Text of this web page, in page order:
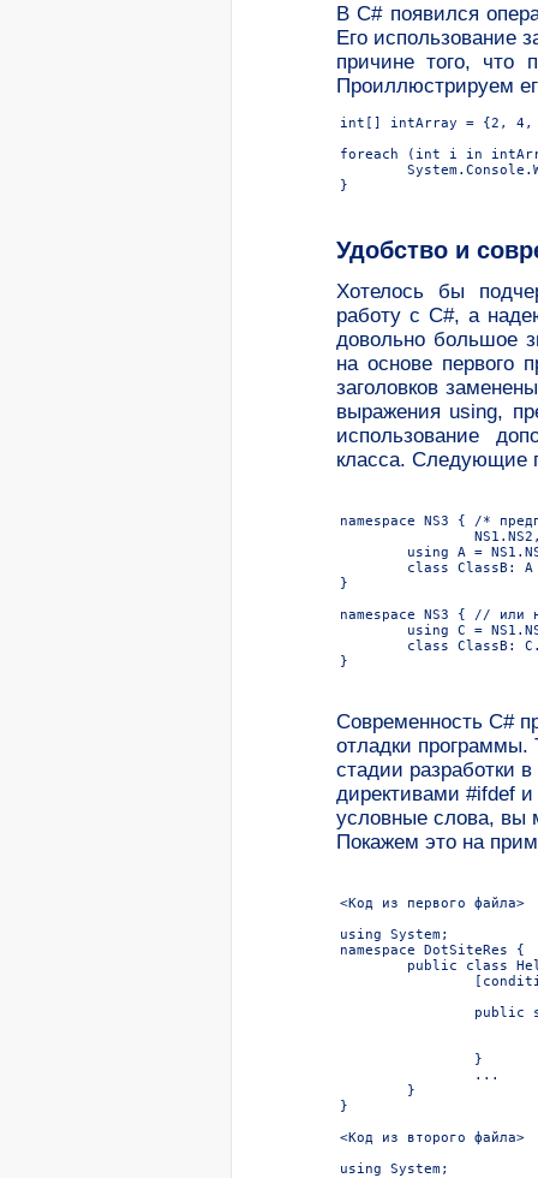
В C# появился
Его использование
причине того, что
Проиллюстрируем
int[] intArray = {2,
foreach (int i in
}
Удобство и
Хотелось бы
работу с C#, а
довольно большое
на основе
заголовков
выражения using,
использование
класса. Следующие
namespace NS3 { /*
}
namespace NS3 { // или
}
Современность C#
отладки программы.
стадии разработки
директивами #ifdef
условные слова, вы
Покажем это на
<Код из первого файла>
using System;
namespace DotSiteRes {
}
<Код из второго файла>
using System;